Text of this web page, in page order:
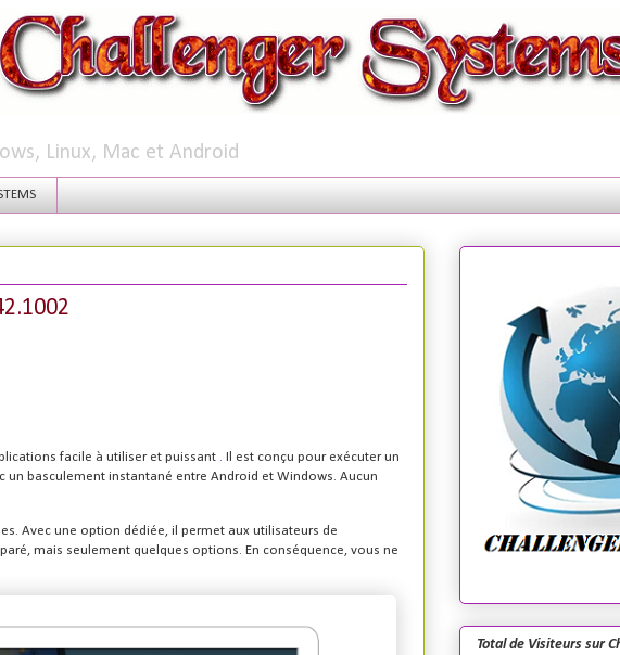
Linux, Mac et Android
facile à utiliser et puissant
Il est conçu pour exécuter un
basculement instantané entre Android et Windows. Aucun
Avec une option dédiée, il permet aux utilisateurs de
mais seulement quelques options. En conséquence, vous ne
Total de Visiteurs sur